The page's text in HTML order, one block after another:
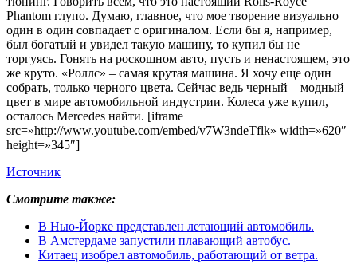
Phantom глупо. Думаю, главное, что мое творение визуально
один в один совпадает с оригиналом. Если бы я, например,
был богатый и увидел такую машину, то купил бы не
торгуясь. Гонять на роскошном авто, пусть и ненастоящем, это
же круто. «Роллс» – самая крутая машина. Я хочу еще один
собрать, только черного цвета. Сейчас ведь черный – модный
цвет в мире автомобильной индустрии. Колеса уже купил,
осталось Mercedes найти. [iframe
src=»http://www.youtube.com/embed/v7W3ndeTflk» width=»620″
height=»345″]
Источник
Смотрите также:
В Нью-Йорке представлен летающий автомобиль.
В Амстердаме запустили плавающий автобус.
Китаец изобрел автомобиль, работающий от ветра.